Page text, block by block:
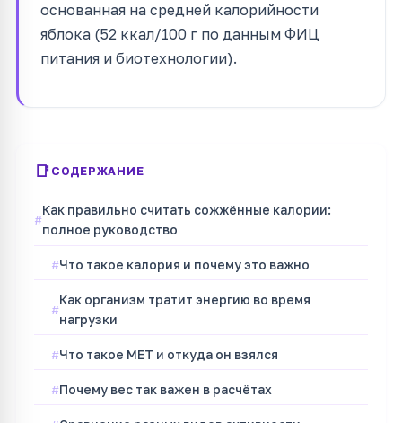
основанная на средней калорийности
яблока (52 ккал/100 г по данным ФИЦ
питания и биотехнологии).
СОДЕРЖАНИЕ
Как правильно считать сожжённые калории:
полное руководство
Что такое калория и почему это важно
Как организм тратит энергию во время
нагрузки
Что такое MET и откуда он взялся
Почему вес так важен в расчётах